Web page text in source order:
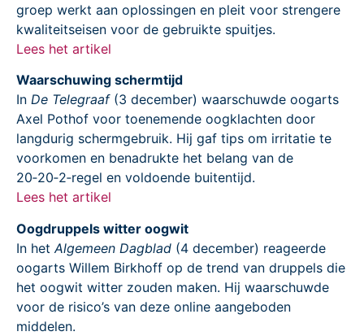
groep werkt aan oplossingen en pleit voor strengere
kwaliteitseisen voor de gebruikte spuitjes.
Lees het artikel
Waarschuwing schermtijd
In De Telegraaf(3 december) waarschuwde oogarts
Axel Pothof voor toenemende oogklachten door
langdurig schermgebruik. Hij gaf tips om irritatie te
voorkomen en benadrukte het belang van de
20‑20‑2‑regel en voldoende buitentijd.
Lees het artikel
Oogdruppels witter oogwit
In het Algemeen Dagblad (4 december) reageerde
oogarts Willem Birkhoff op de trend van druppels die
het oogwit witter zouden maken. Hij waarschuwde
voor de risico’s van deze online aangeboden
middelen.